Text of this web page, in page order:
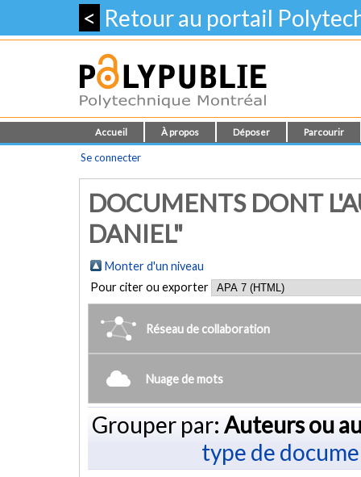
< Retour au portail
Accueil À propos Déposer Parcourir
Se connecter
DOCUMENTS DONT
DANIEL"
Monter d'un niveau
Pour citer ou exporter
Réseau de collaboration
Nuage de mots
Grouper par: Auteurs ou
type de